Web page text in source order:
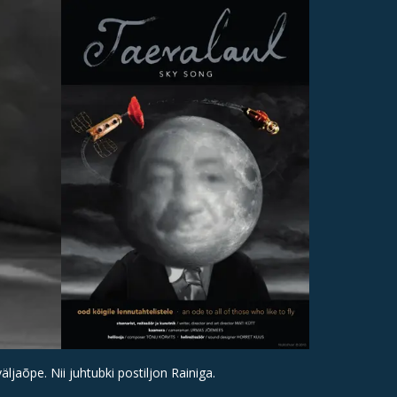
Nii juhtubki postiljon Rainiga.